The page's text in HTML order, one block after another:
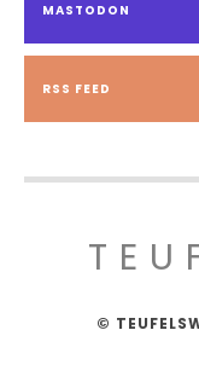
MASTODON
RSS FEED
©